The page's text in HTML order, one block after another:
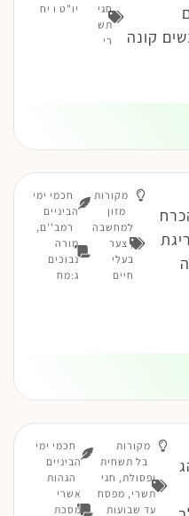
קונה
חגי
תש
רי
יו"ט ו יח
מקורות
מזון
למחשבה
, צער
בעלי
חיים
חכמי ימי
הביניים
רמב''ם,
מורה
נבוכים
ג:מח
מקורות
בל תשחית
ופסולת, חגי
תשרי, מפסח
עד שבועות
חכמי ימי
הביניים
הגהות
אשרי
מסכת